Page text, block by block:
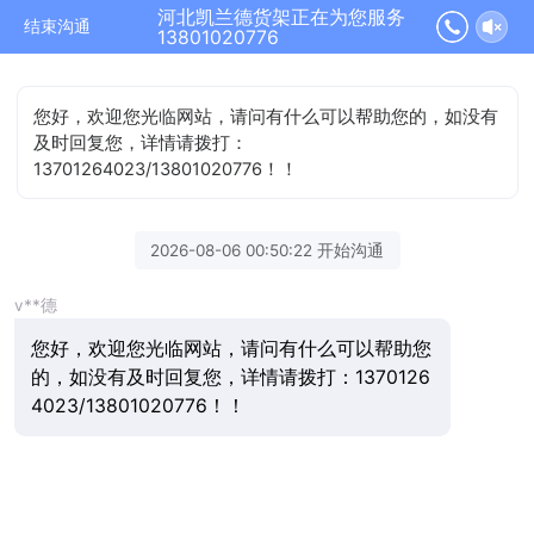
结束沟通
河北凯兰德货架正在为您服务
13801020776
您好，欢迎您光临网站，请问有什么可以帮助您的，如没有
及时回复您，详情请拨打：
13701264023/13801020776！！
2026-08-06 00:50:22 开始沟通
v**德
您好，欢迎您光临网站，请问有什么可以帮助您
的，如没有及时回复您，详情请拨打：1370126
4023/13801020776！！